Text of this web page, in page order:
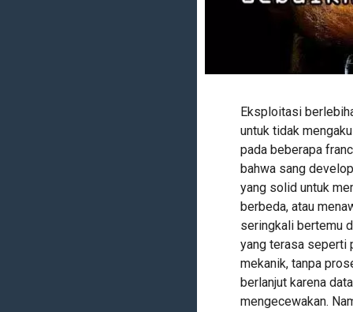
Eksploitasi
untuk tidak
pada beberapa
bahwa sang
yang solid untuk
berbeda, atau
seringkali bertemu
yang terasa seperti
mekanik, tanpa
berlanjut karena
mengecewakan.